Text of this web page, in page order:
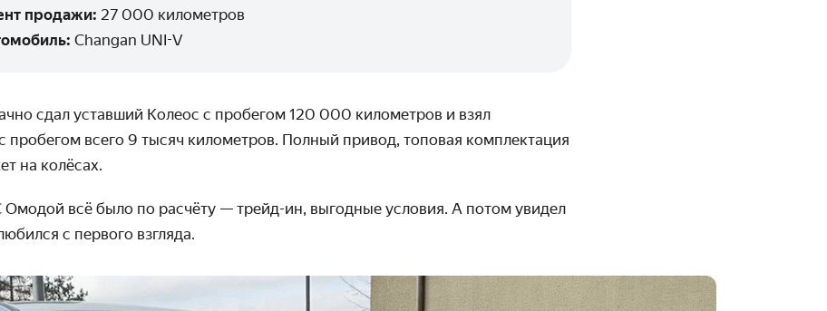
продажи: 27 000 километров
Changan UNI-V
сдал уставший Колеос с пробегом 120 000 километров и взял
пробегом всего 9 тысяч километров. Полный привод, топовая комплектация
на колёсах.
Омодой всё было по расчёту — трейд-ин, выгодные условия. А потом увидел
с первого взгляда.